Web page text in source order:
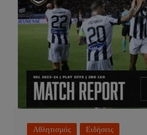
Αθλητισμός Ειδήσεις